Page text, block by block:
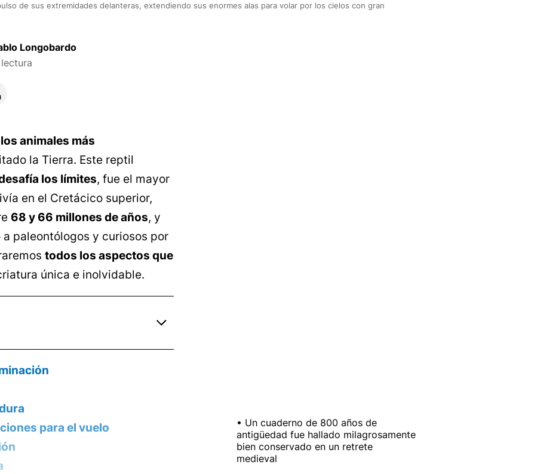
de sus extremidades delanteras, extendiendo sus enormes alas para volar por los cielos con gran
Longobardo
los animales más
la Tierra. Este reptil
los límites, fue el mayor
en el Cretácico superior,
68 y 66 millones de años, y
paleontólogos y curiosos por
todos los aspectos que
única e inolvidable.
para el vuelo
Un cuaderno de 800 años de
antigüedad fue hallado milagrosamente
bien conservado en un retrete
medieval